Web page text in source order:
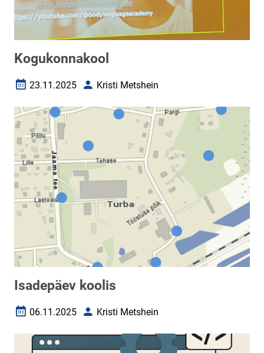
Kogukonnakool
Loomise kuupäev
23.11.2025 AutorKristi Metshein
Isadepäev koolis
Loomise kuupäev
06.11.2025 AutorKristi Metshein